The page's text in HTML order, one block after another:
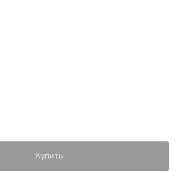
Купить